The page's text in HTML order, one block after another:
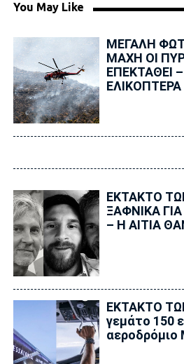
You May Like
ΜΕΓΑΛΗ
ΜΑΧΗ ΟΙ
ΕΠΕΚΤΑΘΕΙ
ΕΛΙΚΟΠΤΕΡΑ
ΕΚΤΑΚΤΟ
ΞΑΦΝΙΚΑ
– Η ΑΙΤΙΑ
ΕΚΤΑΚΤΟ
γεμάτο 150
αεροδρόμιο